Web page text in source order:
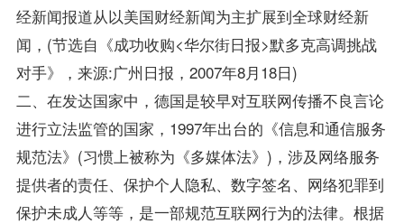
经新闻报道从以美国财经新闻为主扩展到全球财经新
闻，(节选自《成功收购<华尔街日报>默多克高调挑战
对手》，来源:广州日报，2007年8月18日)
二、在发达国家中，德国是较早对互联网传播不良言论
进行立法监管的国家，1997年出台的《信息和通信服务
规范法》(习惯上被称为《多媒体法》)，涉及网络服务
提供者的责任、保护个人隐私、数字签名、网络犯罪到
保护未成人等等，是一部规范互联网行为的法律。根据